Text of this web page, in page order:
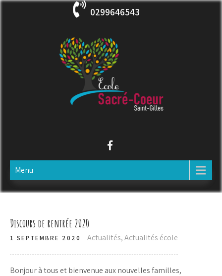
Skip
0299646543
ECOLE SACRE COEUR
Menu
Discours de rentrée 2020
1 SEPTEMBRE 2020 Actualités,Actualités école
Bonjour à tous et bienvenue aux nouvelles familles,